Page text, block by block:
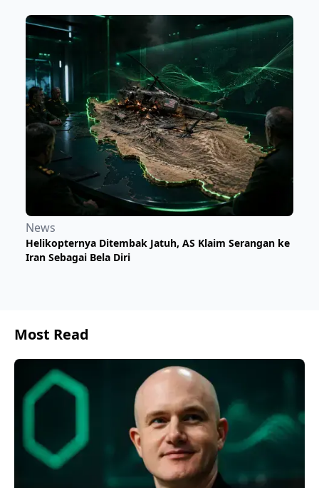
News
Helikopternya Ditembak Jatuh, AS Klaim Serangan ke
Iran Sebagai Bela Diri
Most Read